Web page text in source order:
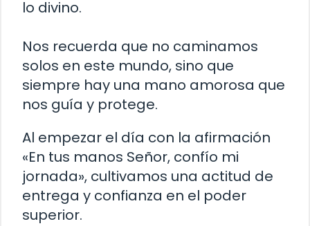
lo divino.
Nos recuerda que no caminamos
solos en este mundo, sino que
siempre hay una mano amorosa que
nos guía y protege.
Al empezar el día con la afirmación
«En tus manos Señor, confío mi
jornada», cultivamos una actitud de
entrega y confianza en el poder
superior.